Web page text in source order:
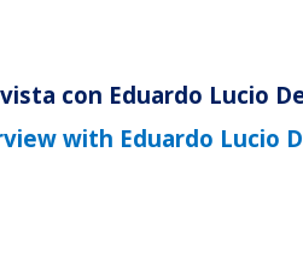
con Eduardo Lucio
with Eduardo Lucio